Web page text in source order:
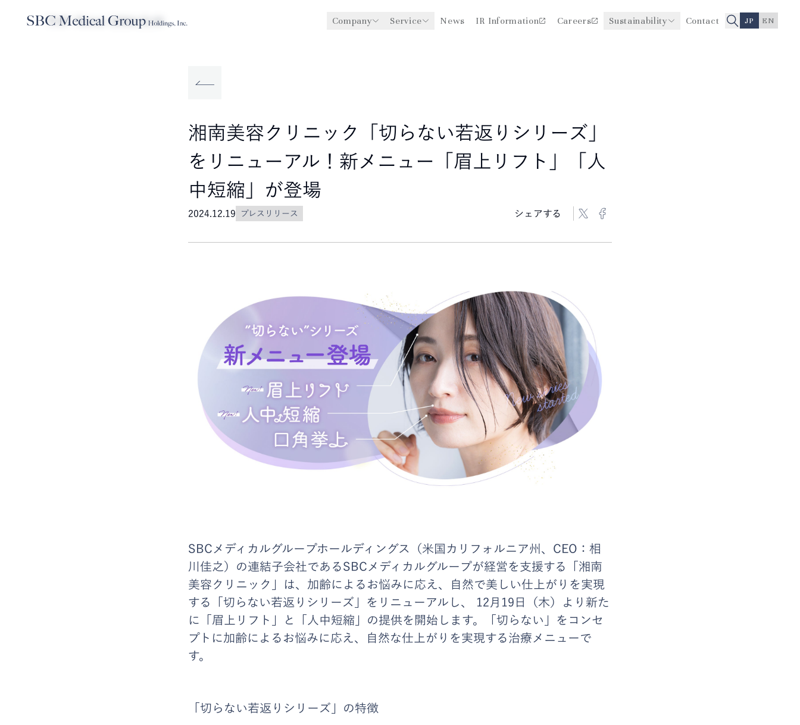
Company Service News IR Information Careers Sustainability Contact JP EN
Company
Service
Sustainability
TOP News 2024.12.19
湘南美容クリニック「切らない若返りシリーズ」
をリニューアル！新メニュー「眉上リフト」「人
中短縮」が登場
2024.12.19 プレスリリース シェアする
SBCメディカルグループホールディングス（米国カリフォルニア州、CEO：相
川佳之）の連結子会社であるSBCメディカルグループが経営を支援する「湘南
美容クリニック」は、加齢によるお悩みに応え、自然で美しい仕上がりを実現
する「切らない若返りシリーズ」をリニューアルし、 12月19日（木）より新た
に「眉上リフト」と「人中短縮」の提供を開始します。「切らない」をコンセ
プトに加齢によるお悩みに応え、自然な仕上がりを実現する治療メニューで
す。
「切らない若返りシリーズ」の特徴